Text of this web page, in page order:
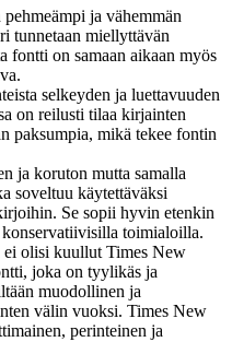
ja vähemmän
tunnetaan miellyttävän
fontti on samaan aikaan myös
selkeyden ja luettavuuden
on reilusti tilaa kirjainten
paksumpia, mikä tekee fontin
ja koruton mutta samalla
soveltuu käytettäväksi
Se sopii hyvin etenkin
toimialoilla.
ei olisi kuullut Times New
joka on tyylikäs ja
muodollinen ja
välin vuoksi. Times New
perinteinen ja